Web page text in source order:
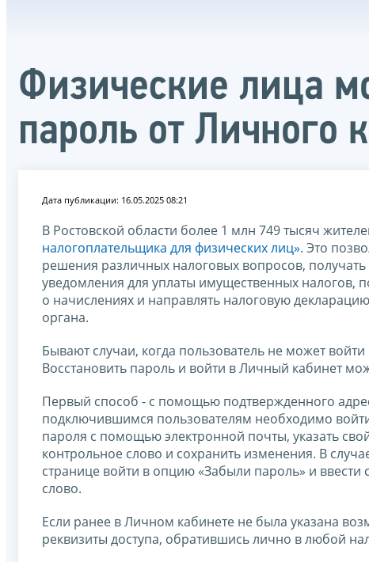
Физические лица
пароль от Личного
Дата публикации: 16.05.2025 08:21
В Ростовской области более 1 млн 749 тысяч
налогоплательщика для физических лиц». Это
решения различных налоговых вопросов,
уведомления для уплаты имущественных налогов,
о начислениях и направлять налоговую
органа.
Бывают случаи, когда пользователь не может
Восстановить пароль и войти в Личный кабинет
Первый способ - с помощью подтвержденного
подключившимся пользователям необходимо
пароля с помощью электронной почты, указать
контрольное слово и сохранить изменения. В
странице войти в опцию «Забыли пароль» и
слово.
Если ранее в Личном кабинете не была указана
реквизиты доступа, обратившись лично в любой